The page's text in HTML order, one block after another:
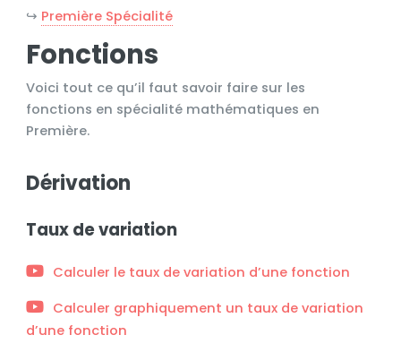
↪ Première Spécialité
Fonctions
Voici tout ce qu’il faut savoir faire sur les
fonctions en spécialité mathématiques en
Première.
Dérivation
Taux de variation
Calculer le taux de variation d’une fonction
Calculer graphiquement un taux de variation
d’une fonction